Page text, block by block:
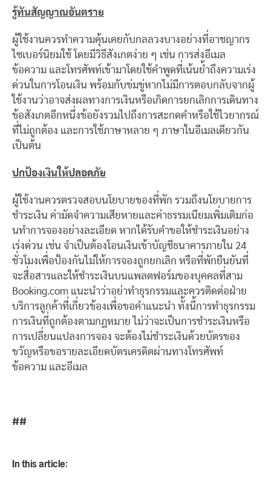
รู้ทันสัญญาณอันตราย
ผู้ใช้งานควรทําความคุ้นเคยกับกลลวงบางอย่างที่อาชญากร
ไซเบอร์นิยมใช้ โดยมีวิธีสังเกตง่าย ๆ เช่น การส่งอีเมล
ข้อความ และโทรศัพท์เข้ามาโดยใช้คำพูดที่เน้นย้ำถึงความเร่ง
ด่วนในการโอนเงิน พร้อมกับข่มขู่หากไม่มีการตอบกลับจากผู้
ใช้งานว่าอาจส่งผลทางการเงินหรือเกิดการยกเลิกการเดินทาง
ข้อสังเกตอีกหนึ่งข้อยังรวมไปถึงการสะกดคำหรือใช้ไวยากรณ์
ที่ไม่ถูกต้อง และการใช้ภาษาหลาย ๆ ภาษาในอีเมลเดียวกัน
เป็นต้น
ปกป้องเงินให้ปลอดภัย
ผู้ใช้งานควรตรวจสอบนโยบายของที่พัก รวมถึงนโยบายการ
ชําระเงิน ค่ามัดจําความเสียหายและค่าธรรมเนียมเพิ่มเติมก่อ
นทําการจองอย่างละเอียด หากได้รับคําขอให้ชําระเงินอย่าง
เร่งด่วน เช่น จำเป็นต้องโอนเงินเข้าบัญชีธนาคารภายใน 24
ชั่วโมงเพื่อป้องกันไม่ให้การจองถูกยกเลิก หรือที่พักยืนยันที่
จะสื่อสารและให้ชำระเงินบนแพลตฟอร์มของบุคคลที่สาม
Booking.com แนะนำว่าอย่าทำธุรกรรมและควรติดต่อฝ่าย
บริการลูกค้าที่เกี่ยวข้องเพื่อขอคำแนะนำ ทั้งนี้การทําธุรกรรม
การเงินที่ถูกต้องตามกฎหมาย ไม่ว่าจะเป็นการชําระเงินหรือ
การเปลี่ยนแปลงการจอง จะต้องไม่ชําระเงินด้วยบัตรของ
ขวัญหรือขอรายละเอียดบัตรเครดิตผ่านทางโทรศัพท์
ข้อความ และอีเมล
##
In this article: